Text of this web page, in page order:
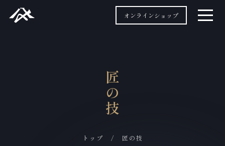
オンラインショップ
匠の技
トップ / 匠の技